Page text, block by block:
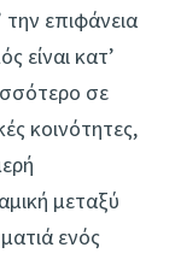
την επιφάνεια
είναι κατ’
σε
κοινότητες,
μεταξύ
ενός